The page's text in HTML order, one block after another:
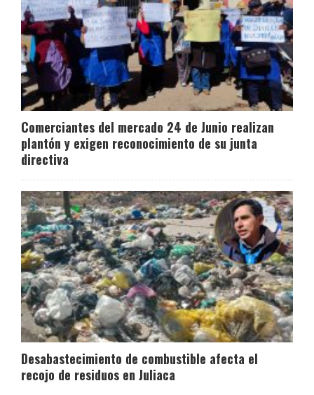
Comerciantes del mercado 24 de Junio realizan
plantón y exigen reconocimiento de su junta
directiva
Desabastecimiento de combustible afecta el
recojo de residuos en Juliaca